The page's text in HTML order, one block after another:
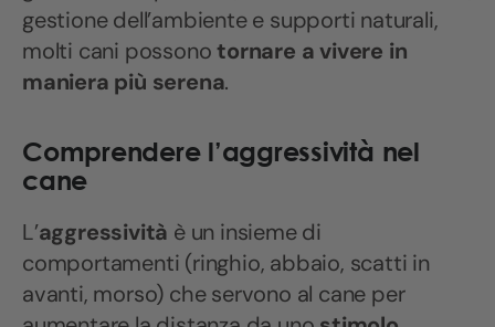
gestione dell’ambiente e supporti naturali,
molti cani possonotornare a vivere in
maniera più serena.
Comprendere l’aggressività nel
cane
L’aggressività è un insieme di
comportamenti (ringhio, abbaio, scatti in
avanti, morso) che servono al cane per